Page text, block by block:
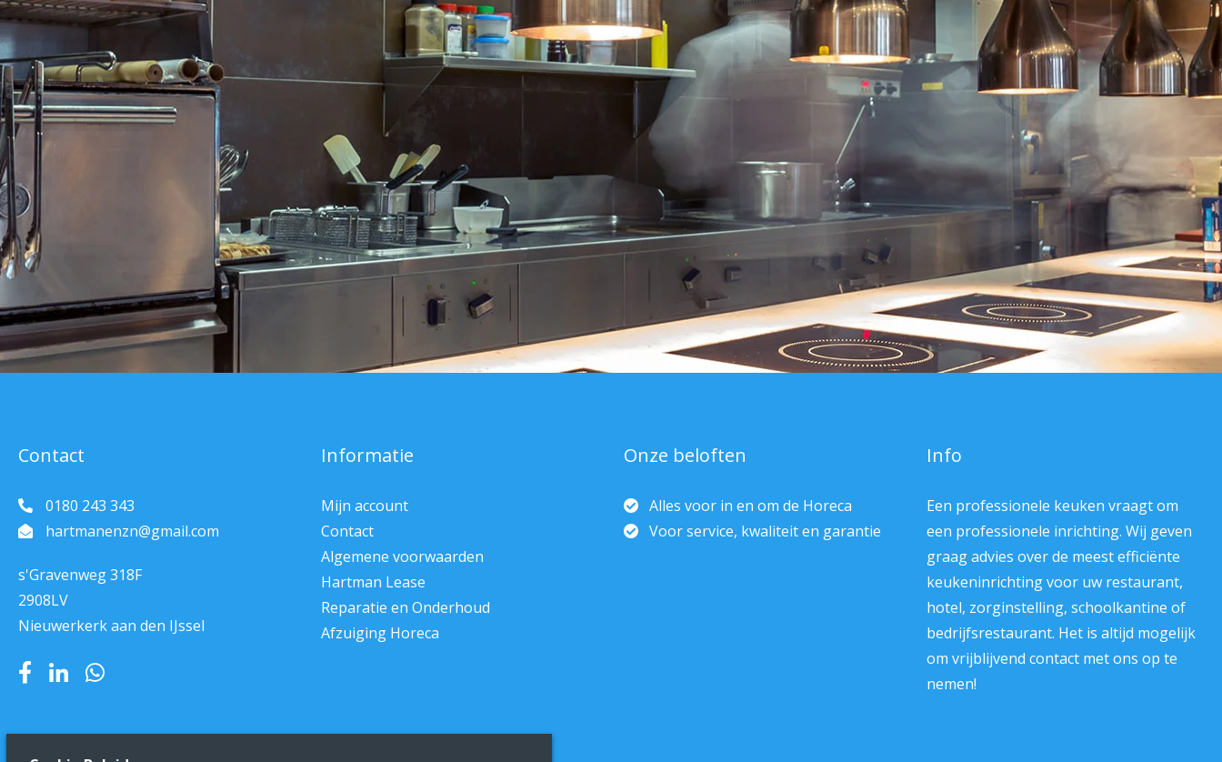
Contact
0180 243 343
hartmanenzn@gmail.com
s'Gravenweg 318F
2908LV
Nieuwerkerk aan den IJssel
Informatie
Mijn account
Contact
Algemene voorwaarden
Hartman Lease
Reparatie en Onderhoud
Afzuiging Horeca
Onze beloften
Alles voor in en om de Horeca
Voor service, kwaliteit en garantie
Info
Een professionele keuken vraagt om
een professionele inrichting. Wij geven
graag advies over de meest efficiënte
keukeninrichting voor uw restaurant,
hotel, zorginstelling, schoolkantine of
bedrijfsrestaurant. Het is altijd mogelijk
om vrijblijvend contact met ons op te
nemen!